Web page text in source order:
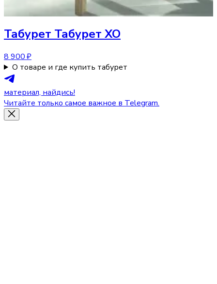
Табурет Табурет XO
8 900 ₽
О товаре и где купить табурет
материал, найдись!
Читайте только самое важное в Telegram.